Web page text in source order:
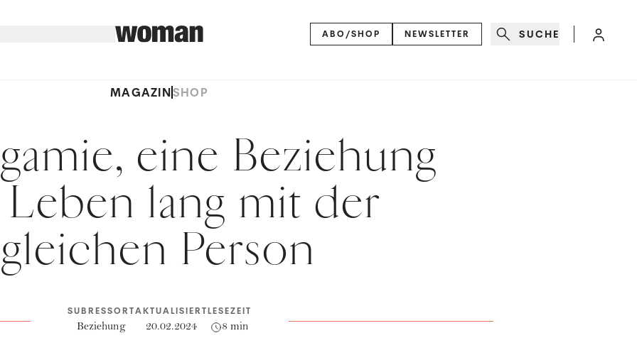
ABO/SHOP NEWSLETTER SUCHE
MAGAZINSHOP
eine Beziehung
lang mit der
gleichen Person
SUBRESSORT
Beziehung
AKTUALISIERT
20.02.2024
LESEZEIT
8 min